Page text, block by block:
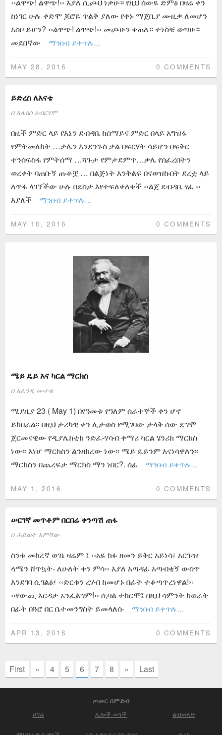
ከነገር ሁሉ ቀድሞ ጆሮዬ ጥልቅ ያለው የቀኑ ማጀቢያ ሙዚቃ ለመሆን
አስቦ ይሆን? ‹‹ልዋጭ! ልዋጭ!›› መጮሁን ቀጠለ። ተነስቼ ወጣሁ።
መደበኛው
ማንበብ ይቀጥሉ…
MAY 28, 2016 0 COMMENTS
ይድረስ ለእናቴ
በ አሌክስ አብርሃም
በዚች ምድር ላይ የእኔን ደብዳቤ ከሰማይና ምድር በላይ አግዝፋ
የምትመለከት …ቃሌን እንደንጉስ ቃል በፍርሃት ሳይሆን በፍቅር
ተንሰፍስፋ የምትሰማ …ጓጉታ የምታደምጥ…ቃሌ የሰፈረበትን
ወረቀት ባጠቡኝ ጡቶቿ … በልጅነት እንቅልፍ በናወዝኩበት ደረቷ ላይ
ለጥፋ ላገኘችው ሁሉ በደስታ እየተፍለቀለቀች ‹‹ልጀ ደብዳቤ ፃፈ ››
እያለች
ማንበብ ይቀጥሉ…
MAY 10, 2016 0 COMMENTS
ሜይ ዴይ እና ካርል ማርክስ
በ አፈንዲ ሙተቂ
ሚያዚያ 23 ( May 1) በየዓመቱ የዓለም ሰራተኞች ቀን ሆኖ
ይከበራል፡፡ በዚህ ታሪካዊ ቀን ሊታወስ የሚገባው ታላቅ ሰው ደግሞ
ጀርመናዊው የዲያሌክቲክ ንድፈ-ሃሳብ ቀማሪ ካርል ሄንሪክ ማርክስ
ነው፡፡ እነሆ ማርክስን ልንዘክረው ነው፡፡ ሜይ ዴይንም እናነሳዋለን፡፡
ማርክስን በጨረፍታ ማርክስ ማን ነበር?. ሰፊ
ማንበብ ይቀጥሉ…
MAY 1, 2016 0 COMMENTS
ሠርገኛ መጥቶም በርበሬ ቀንጣሽ ጠፋ
በ ሕይወት እምሻው
ስንቱ መከረኛ ወገኔ ዛሬም ፤ ‹‹አዬ ክፉ ዘመን ይቅር አይነሳ፣ አርጉዝ
ላሜን ሸጥኳት- ለሁለት ቀን ምሳ›› እያለ አጣዳፊ አጣብቂኝ ውስጥ
እንደገባ ሲገልፅ፤ ‹‹ድርቁን ረሃብ ከመሆኑ በፊት ተቆጣጥረነዋል!››
‹‹የውጪ እርዳታ አንፈልግም!›› ሲባል ተከርሞ፤ በዚህ ሳምንት ከወራት
በፊት በጓሮ በር ቤተመንግስት ይመላለሱ
ማንበብ ይቀጥሉ…
APR 13, 2016 0 COMMENTS
First « 4 5 6 7 8 » Last
ጦመር በምድብ
ሀገሬ ሌሎች ወጎች ልብወለድ